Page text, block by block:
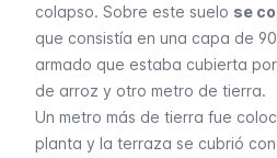
colapso. Sobre este suelo se
que consistía en una capa de
armado que estaba cubierta
de arroz y otro metro de tierra.
Un metro más de tierra fue
planta y la terraza se cubrió